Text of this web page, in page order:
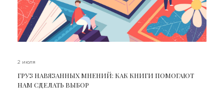
2 июля
ГРУЗ НАВЯЗАННЫХ МНЕНИЙ: КАК КНИГИ ПОМОГАЮТ
НАМ СДЕЛАТЬ ВЫБОР